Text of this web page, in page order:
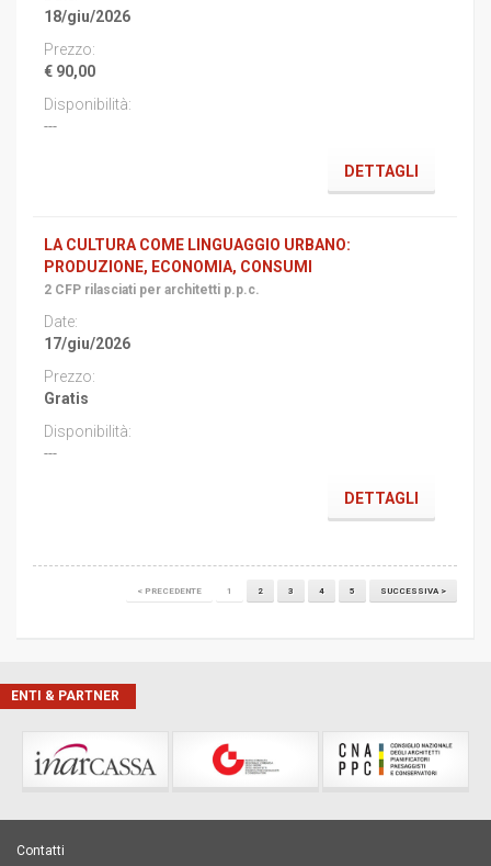
18/giu/2026
€ 90,00
---
DETTAGLI
LA CULTURA COME LINGUAGGIO URBANO:
PRODUZIONE, ECONOMIA, CONSUMI
2 CFP rilasciati per architetti p.p.c.
17/giu/2026
Gratis
---
DETTAGLI
< PRECEDENTE 1 2 3 4 5 SUCCESSIVA >
ENTI & PARTNER
Contatti